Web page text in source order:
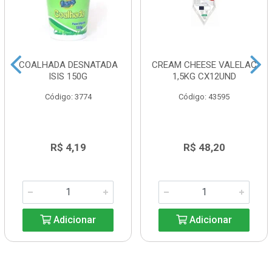
COALHADA DESNATADA
ISIS 150G
Código: 3774
R$ 4,19
Adicionar
CREAM CHEESE VALELAC
1,5KG CX12UND
Código: 43595
R$ 48,20
Adicionar